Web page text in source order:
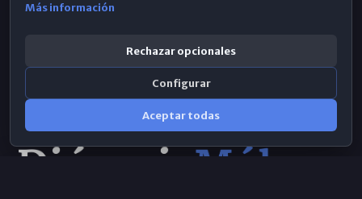
Más información
Rechazar opcionales
Configurar
Aceptar todas